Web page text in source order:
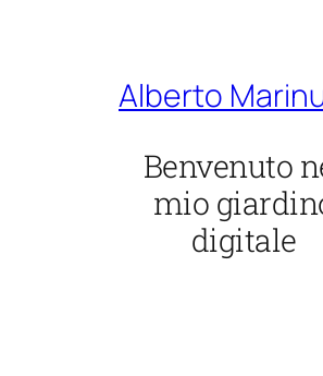
Alberto
Benvenuto
mio
digitale